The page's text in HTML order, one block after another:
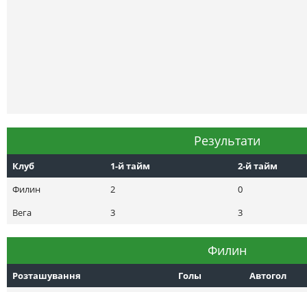
Результати
Клуб 1-й тайм
2-й тайм
Филин
2
0
Вега
3 3
Филин
Розташування Голы
Автогол